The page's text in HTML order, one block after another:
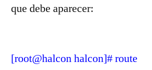
que debe aparecer:
[root@halcon halcon]# route